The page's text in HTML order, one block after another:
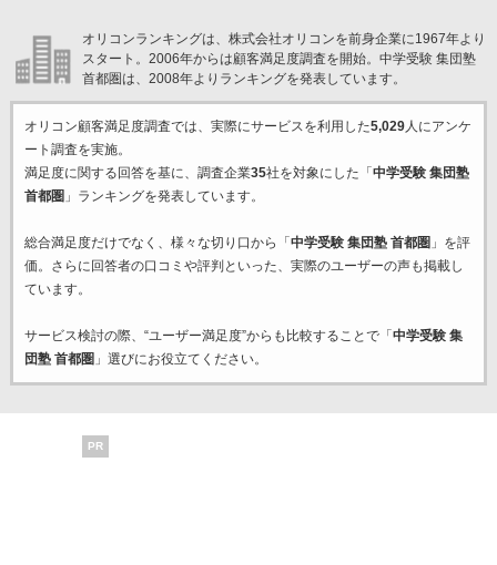
オリコンランキングは、株式会社オリコンを前身企業に1967年より
スタート。2006年からは顧客満足度調査を開始。中学受験 集団塾
首都圏は、2008年よりランキングを発表しています。
オリコン顧客満足度調査では、実際にサービスを利用した5,029人にアンケ
ート調査を実施。
満足度に関する回答を基に、調査企業35社を対象にした「 中学受験 集団塾
首都圏 」ランキングを発表しています。
総合満足度だけでなく、様々な切り口から「 中学受験 集団塾 首都圏 」を評
価。さらに回答者の口コミや評判といった、実際のユーザーの声も掲載し
ています。
サービス検討の際、“ユーザー満足度”からも比較することで「 中学受験 集
団塾 首都圏 」選びにお役立てください。
PR